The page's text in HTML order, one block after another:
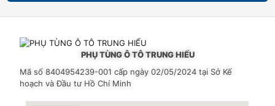
PHỤ TÙNG Ô TÔ TRUNG HIẾU
Mã số 8404954239-001cấp ngày 02/05/2024 tại Sở Kế
hoạch và Đầu tư Hồ Chí Minh